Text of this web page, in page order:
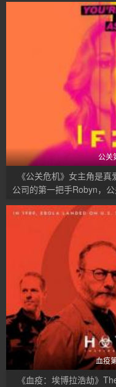
公关
《公关危机》女主角是
公司的第一把手Robyn，
血疫
《血疫：埃博拉浩劫》